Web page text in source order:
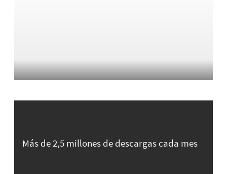
Más de 2,5 millones de descargas cada mes